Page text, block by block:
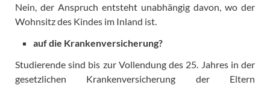
Nein, der Anspruch entsteht unabhängig davon, wo der
Wohnsitz des Kindes im Inland ist.
auf die Krankenversicherung?
Studierende sind bis zur Vollendung des 25. Jahres in der
gesetzlichen Krankenversicherung der Eltern